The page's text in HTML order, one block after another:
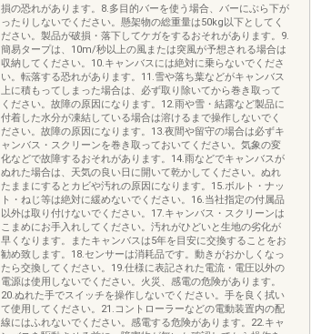
損の恐れがあります。8.多目的バーを使う場合、バーにぶら下が
ったりしないでください。懸架物の総重量は50kg以下としてく
ださい。製品が破損・落下してケガをするおそれがあります。9.
簡易タープは、10m/秒以上の風または突風が予想される場合は
収納してください。10.キャンバスには絶対に乗らないでくださ
い。転落する恐れがあります。11.雪や落ち葉などがキャンバス
上に積もってしまった場合は、必ず取り除いてから巻き取って
ください。故障の原因になります。12.雨や雪・結露など製品に
付着した水分が凍結している場合は溶けるまで操作しないでく
ださい。故障の原因になります。13.夜間や留守の場合は必ずキ
ャンバス・スクリーンを巻き取っておいてください。気象の変
化などで故障するおそれがあります。14.雨などでキャンバスが
ぬれた場合は、天気の良い日に開いて乾かしてください。ぬれ
たままにするとカビや汚れの原因になります。15.ボルト・ナッ
ト・ねじ等は絶対に緩めないでください。16.当社指定の付属品
以外は取り付けないでください。17.キャンバス・スクリーンは
こまめにお手入れしてください。汚れがひどいと生地の劣化が
早くなります。またキャンバスは5年を目安に交換することをお
勧め致します。18.センサーは消耗品です。動きがおかしくなっ
たら交換してください。19.仕様に表記された電流・電圧以外の
電源は使用しないでください。火災、感電の危険があります。
20.ぬれた手でスイッチを操作しないでください。手を良く拭い
て使用してください。21.コントローラーなどの電動装置内の配
線にはふれないでください。感電する危険があります。22.キャ